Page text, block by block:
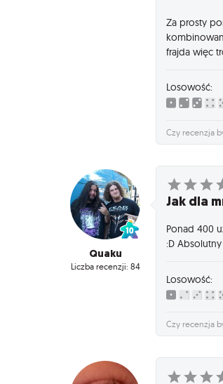
Za prosty
frajda więc
Losowość:
Czy recenzja
Quaku
Liczba recenzji: 84
Jak dla
Ponad 400
:D
Losowość:
Czy recenzja